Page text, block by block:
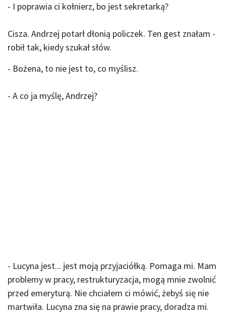
- I poprawia ci kołnierz, bo jest sekretarką?
Cisza. Andrzej potarł dłonią policzek. Ten gest znałam -
robił tak, kiedy szukał słów.
- Bożena, to nie jest to, co myślisz.
- A co ja myślę, Andrzej?
- Lucyna jest... jest moją przyjaciółką. Pomaga mi. Mam
problemy w pracy, restrukturyzacja, mogą mnie zwolnić
przed emeryturą. Nie chciałem ci mówić, żebyś się nie
martwiła. Lucyna zna się na prawie pracy, doradza mi.